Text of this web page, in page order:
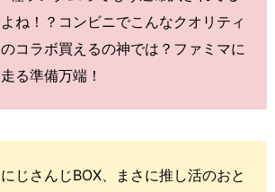
よね！？コンビニでこんなクオリティ
のコラボ買えるの神では？ファミマに
走る準備万端！
にじさんじBOX、まさに推し活のおと